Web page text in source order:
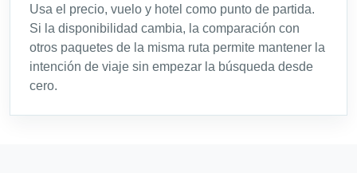
Usa el precio, vuelo y hotel como punto de partida.
Si la disponibilidad cambia, la comparación con
otros paquetes de la misma ruta permite mantener la
intención de viaje sin empezar la búsqueda desde
cero.